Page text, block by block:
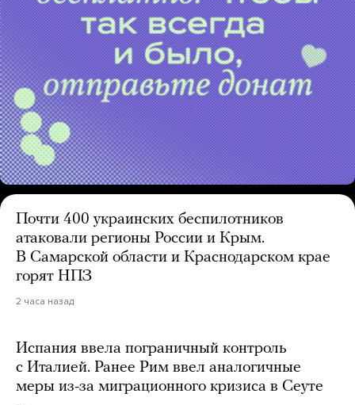
Почти 400 украинских беспилотников
атаковали регионы России и Крым.
В Самарской области и Краснодарском крае
горят НПЗ
2 часа назад
Испания ввела пограничный контроль
с Италией. Ранее Рим ввел аналогичные
меры из-за миграционного кризиса в Сеуте